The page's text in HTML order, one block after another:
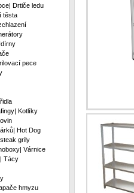
Drtiče ledu
těsta
pece
Kotlíky
Hot Dog
grily
Várnice
Tácy
hmyzu